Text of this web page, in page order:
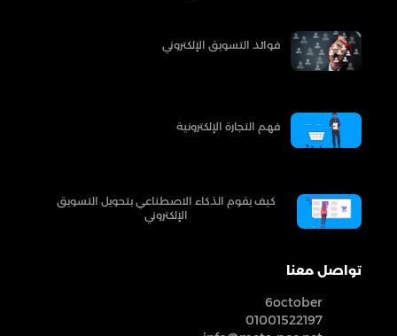
فوائد التسويق الإلكتروني
فهم التجارة الإلكترونية
كيف يقوم الذكاء الاصطناعي بتحويل التسويق
الإلكتروني
تواصل معنا
6october
01001522197